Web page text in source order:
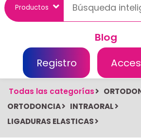
Blog
Registro
Todas las categorías
ORTODONCIA
INTRAORAL
LIGADURAS ELASTICAS